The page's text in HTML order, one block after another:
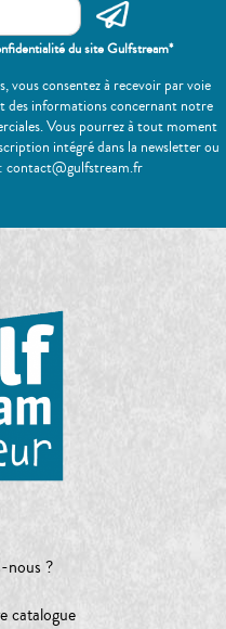
du site Gulfstream*
vous consentez à recevoir par voie
informations concernant notre
Vous pourrez à tout moment
intégré dans la newsletter ou
contact@gulfstream.fr
nous ?
catalogue